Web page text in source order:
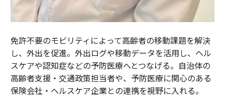
免許不要のモビリティによって高齢者の移動課題を解決
し、外出を促進。外出ログや移動データを活用し、ヘル
スケアや認知症などの予防医療へとつなげる。自治体の
高齢者支援・交通政策担当者や、予防医療に関心のある
保険会社・ヘルスケア企業との連携を視野に入れる。